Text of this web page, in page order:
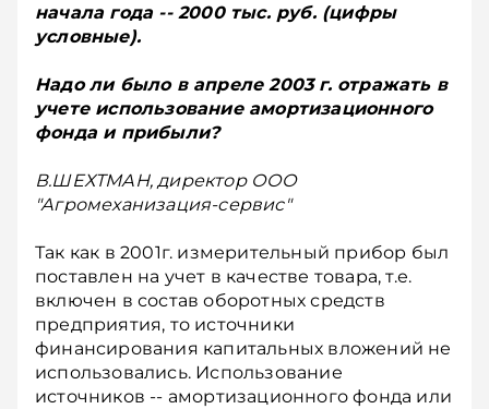
начала года -- 2000 тыс. руб. (цифры
условные).
Надо ли было в апреле 2003 г. отражать в
учете использование амортизационного
фонда и прибыли?
В.ШЕХТМАН, директор ООО
"Агромеханизация-сервис"
Так как в 2001г. измерительный прибор был
поставлен на учет в качестве товара, т.е.
включен в состав оборотных средств
предприятия, то источники
финансирования капитальных вложений не
использовались. Использование
источников -- амортизационного фонда или